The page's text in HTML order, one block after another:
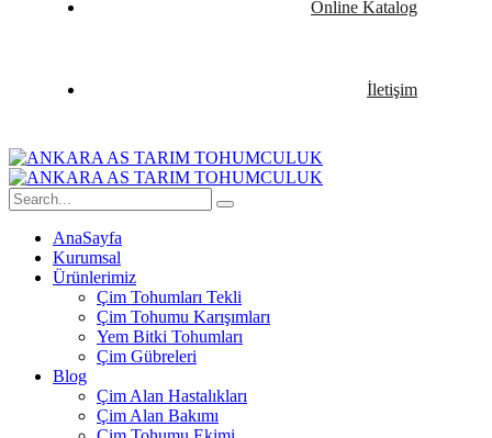
Online Katalog
İletişim
AnaSayfa
Kurumsal
Ürünlerimiz
Çim Tohumları Tekli
Çim Tohumu Karışımları
Yem Bitki Tohumları
Çim Gübreleri
Blog
Çim Alan Hastalıkları
Çim Alan Bakımı